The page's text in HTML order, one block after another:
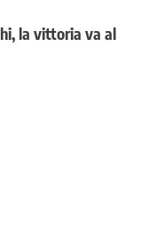
la vittoria va al